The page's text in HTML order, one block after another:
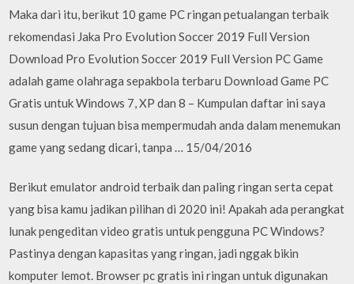
Maka dari itu, berikut 10 game PC ringan petualangan terbaik
rekomendasi Jaka Pro Evolution Soccer 2019 Full Version
Download Pro Evolution Soccer 2019 Full Version PC Game
adalah game olahraga sepakbola terbaru Download Game PC
Gratis untuk Windows 7, XP dan 8 – Kumpulan daftar ini saya
susun dengan tujuan bisa mempermudah anda dalam menemukan
game yang sedang dicari, tanpa … 15/04/2016
Berikut emulator android terbaik dan paling ringan serta cepat
yang bisa kamu jadikan pilihan di 2020 ini! Apakah ada perangkat
lunak pengeditan video gratis untuk pengguna PC Windows?
Pastinya dengan kapasitas yang ringan, jadi nggak bikin
komputer lemot. Browser pc gratis ini ringan untuk digunakan